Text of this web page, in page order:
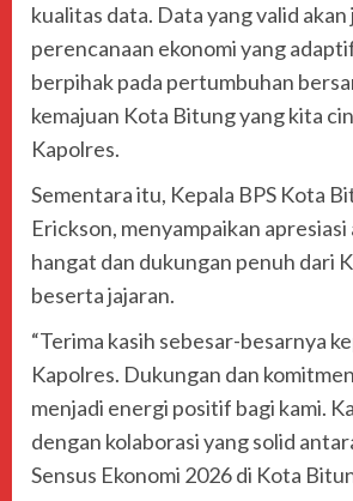
kualitas data. Data yang valid akan
perencanaan ekonomi yang
berpihak pada pertumbuhan
kemajuan Kota Bitung yang kita
Kapolres.
Sementara itu, Kepala BPS Kota
Erickson, menyampaikan
hangat dan dukungan penuh dari
beserta jajaran.
“Terima kasih sebesar-besarnya
Kapolres. Dukungan dan
menjadi energi positif bagi kami.
dengan kolaborasi yang solid
Sensus Ekonomi 2026 di Kota